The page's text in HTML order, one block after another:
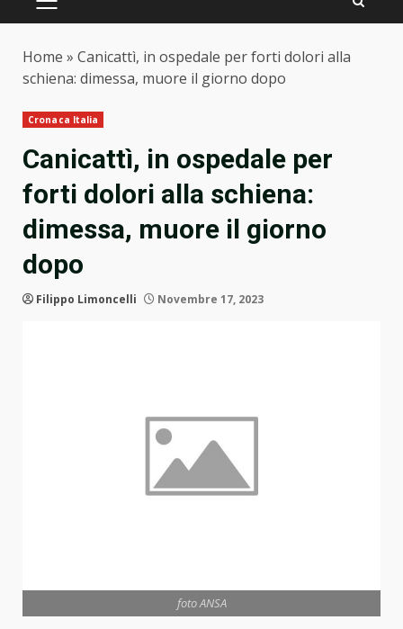
PRIMARY
Home » Canicattì, in ospedale per forti dolori alla
schiena: dimessa, muore il giorno dopo
Cronaca Italia
Canicattì, in ospedale per
forti dolori alla schiena:
dimessa, muore il giorno
dopo
Filippo Limoncelli Novembre 17, 2023
foto ANSA